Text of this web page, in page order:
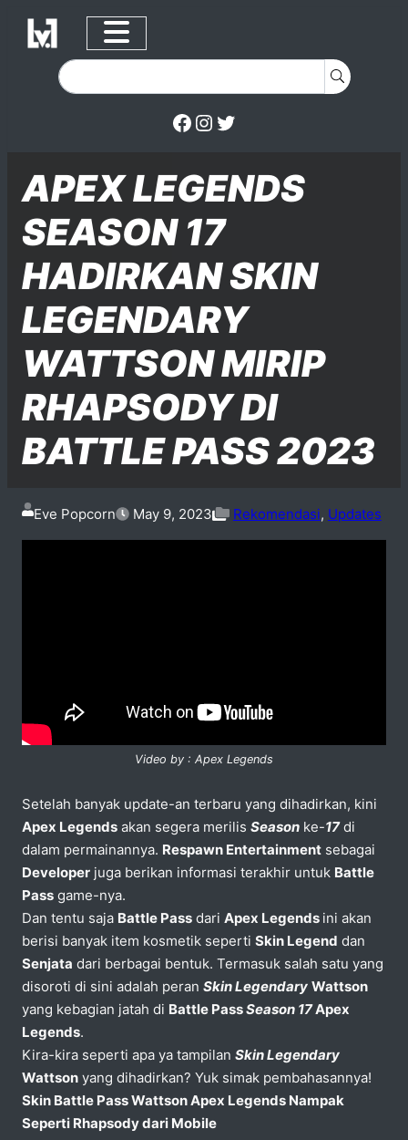
Skip to content
Facebook
Instagram
APEX LEGENDS
SEASON 17
HADIRKAN SKIN
LEGENDARY
WATTSON MIRIP
RHAPSODY DI
BATTLE PASS 2023
Eve Popcorn
Posted on
May 9, 2023
Posted in
Rekomendasi, Updates
Video by : Apex Legends
Setelah banyak update-an terbaru yang dihadirkan, kini
Apex Legends akan segera merilis Season ke-17di
dalam permainannya. Respawn Entertainment sebagai
Developer juga berikan informasi terakhir untuk Battle
Pass game-nya.
Dan tentu saja Battle Pass dari Apex Legends ini akan
berisi banyak item kosmetik seperti Skin Legend dan
Senjata dari berbagai bentuk. Termasuk salah satu yang
disoroti di sini adalah peran Skin Legendary Wattson
yang kebagian jatah di Battle PassSeason 17Apex
Legends.
Kira-kira seperti apa ya tampilan Skin Legendary
Wattson yang dihadirkan? Yuk simak pembahasannya!
Skin Battle Pass Wattson Apex Legends Nampak
Seperti Rhapsody dari Mobile
Posted in